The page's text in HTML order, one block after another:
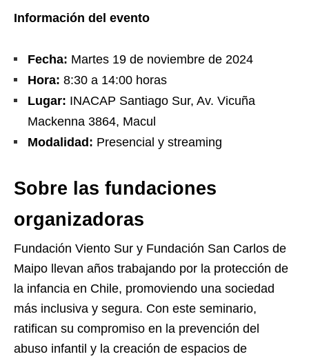
Información del evento
Fecha: Martes 19 de noviembre de 2024
Hora: 8:30 a 14:00 horas
Lugar: INACAP Santiago Sur, Av. Vicuña
Mackenna 3864, Macul
Modalidad: Presencial y streaming
Sobre las fundaciones
organizadoras
Fundación Viento Sur y Fundación San Carlos de
Maipo llevan años trabajando por la protección de
la infancia en Chile, promoviendo una sociedad
más inclusiva y segura. Con este seminario,
ratifican su compromiso en la prevención del
abuso infantil y la creación de espacios de